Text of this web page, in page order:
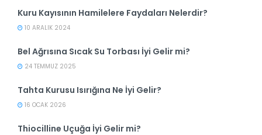
Kuru Kayısının Hamilelere Faydaları Nelerdir?
10 ARALIK 2024
Bel Ağrısına Sıcak Su Torbası İyi Gelir mi?
24 TEMMUZ 2025
Tahta Kurusu Isırığına Ne İyi Gelir?
16 OCAK 2026
Thiocilline Uçuğa İyi Gelir mi?